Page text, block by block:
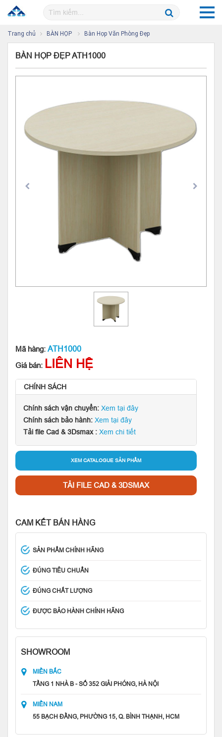
Trang chủ BÀN HỌP Bàn Họp Văn Phòng Đẹp
BÀN HỌP ĐẸP ATH1000
Mã hàng: ATH1000
Giá bán: LIÊN HỆ
CHÍNH SÁCH
Chính sách vận chuyển: Xem tại đây
Chính sách bảo hành: Xem tại đây
Tải file Cad & 3Dsmax : Xem chi tiết
XEM CATALOGUE SẢN PHẨM
TẢI FILE CAD & 3DSMAX
CAM KẾT BÁN HÀNG
SẢN PHẨM CHÍNH HÃNG
ĐÚNG TIÊU CHUẨN
ĐÚNG CHẤT LƯỢNG
ĐƯỢC BẢO HÀNH CHÍNH HÃNG
SHOWROOM
MIỀN BẮC
TẦNG 1 NHÀ B - SỐ 352 GIẢI PHÓNG, HÀ NỘI
MIỀN NAM
55 BẠCH ĐẰNG, PHƯỜNG 15, Q. BÌNH THẠNH, HCM